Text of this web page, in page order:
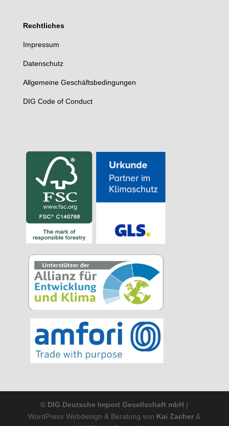
Rechtliches
Impressum
Datenschutz
Allgemeine Geschäftsbedingungen
DIG Code of Conduct
© DIG Deutsche lmport Gesellschaft mbH |
WordPress Webdesign & Beratung von Kai Zacher &